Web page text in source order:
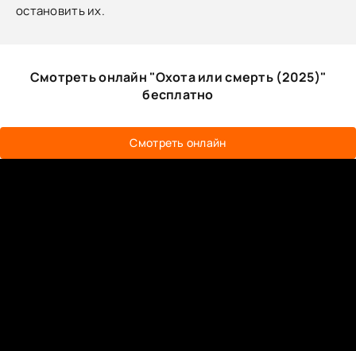
остановить их.
Смотреть онлайн "Охота или смерть (2025)"
бесплатно
Смотреть онлайн